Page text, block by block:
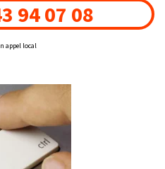
94 07 08
appel local